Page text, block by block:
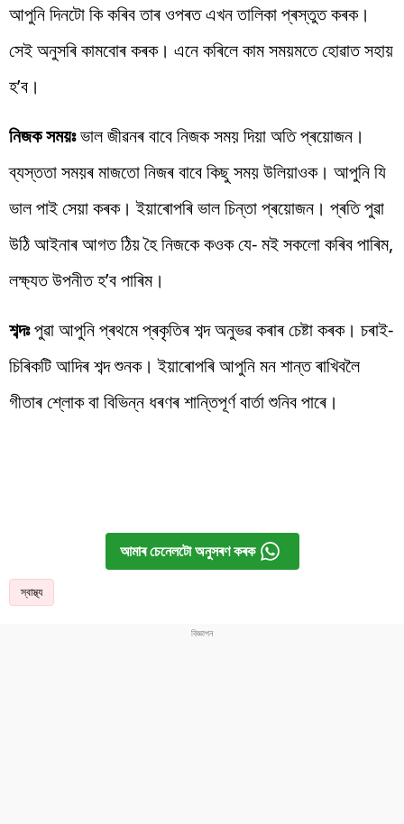
আপুনি দিনটো কি কৰিব তাৰ ওপৰত এখন তালিকা প্ৰস্তুত কৰক।
সেই অনুসৰি কামবোৰ কৰক। এনে কৰিলে কাম সময়মতে হোৱাত সহায়
হ’ব।
নিজক সময়ঃভাল জীৱনৰ বাবে নিজক সময় দিয়া অতি প্ৰয়োজন।
ব্যস্ততা সময়ৰ মাজতো নিজৰ বাবে কিছু সময় উলিয়াওক। আপুনি যি
ভাল পাই সেয়া কৰক। ইয়াৰোপৰি ভাল চিন্তা প্ৰয়োজন। প্ৰতি পুৱা
উঠি আইনাৰ আগত ঠিয় হৈ নিজকে কওক যে- মই সকলো কৰিব পাৰিম,
লক্ষ্যত উপনীত হ’ব পাৰিম।
শব্দঃপুৱা আপুনি প্ৰথমে প্ৰকৃতিৰ শব্দ অনুভৱ কৰাৰ চেষ্টা কৰক। চৰাই-
চিৰিকটি আদিৰ শব্দ শুনক। ইয়াৰোপৰি আপুনি মন শান্ত ৰাখিবলৈ
গীতাৰ শ্লোক বা বিভিন্ন ধৰণৰ শান্তিপূৰ্ণ বাৰ্তা শুনিব পাৰে।
আমাৰ চেনেলটো অনুসৰণ কৰক
স্বাস্থ্য